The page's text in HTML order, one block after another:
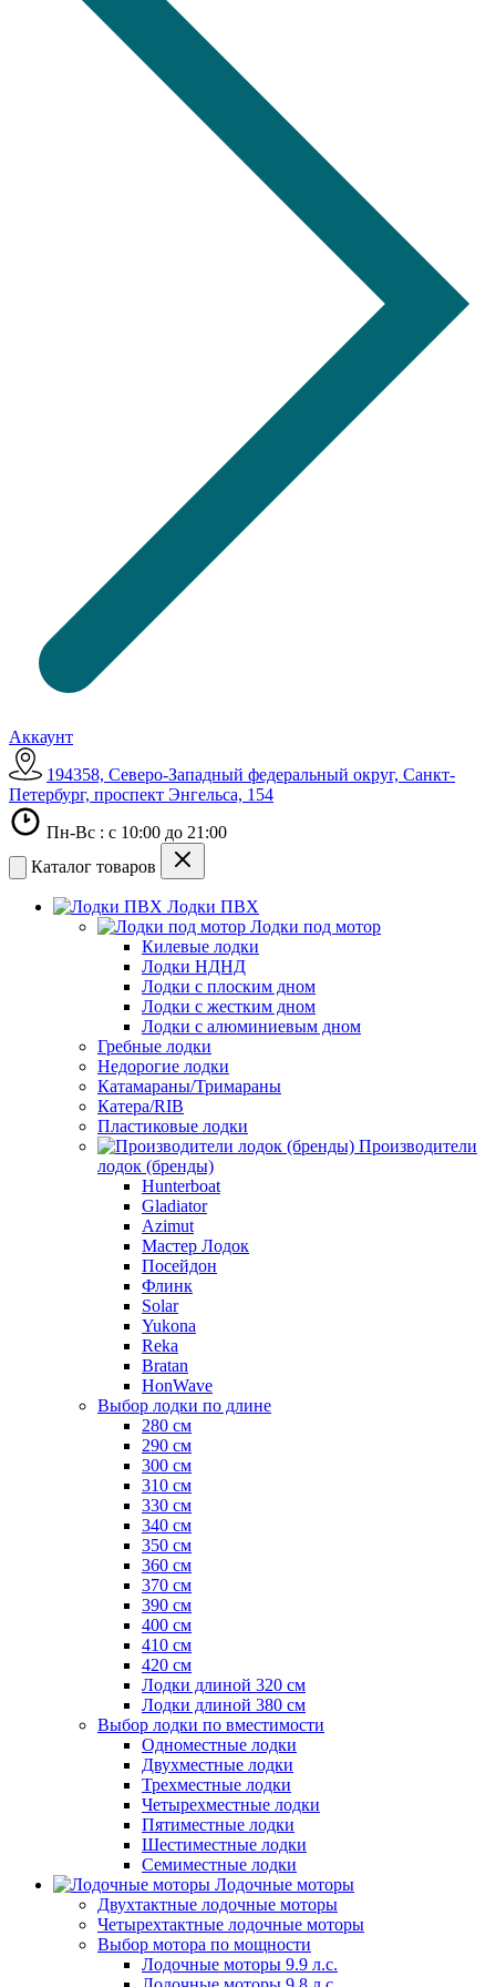
Аккаунт
194358, Северо-Западный федеральный округ, Санкт-
Петербург, проспект Энгельса, 154
Пн-Вс : с 10:00 до 21:00
Каталог товаров
Лодки ПВХ
Лодки под мотор
Килевые лодки
Лодки НДНД
Лодки с плоским дном
Лодки с жестким дном
Лодки с алюминиевым дном
Гребные лодки
Недорогие лодки
Катамараны/Тримараны
Катера/RIB
Пластиковые лодки
Производители
лодок (бренды)
Hunterboat
Gladiator
Azimut
Мастер Лодок
Посейдон
Флинк
Solar
Yukona
Reka
Bratan
HonWave
Выбор лодки по длине
280 см
290 см
300 см
310 см
330 см
340 см
350 см
360 см
370 см
390 см
400 см
410 см
420 см
Лодки длиной 320 см
Лодки длиной 380 см
Выбор лодки по вместимости
Одноместные лодки
Двухместные лодки
Трехместные лодки
Четырехместные лодки
Пятиместные лодки
Шестиместные лодки
Семиместные лодки
Лодочные моторы
Двухтактные лодочные моторы
Четырехтактные лодочные моторы
Выбор мотора по мощности
Лодочные моторы 9.9 л.с.